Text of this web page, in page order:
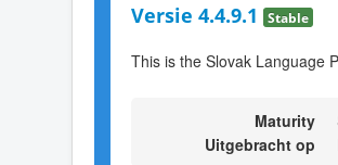
Versie 4.4.9.1 Stable
This is the Slovak Language
Maturity
Uitgebracht op